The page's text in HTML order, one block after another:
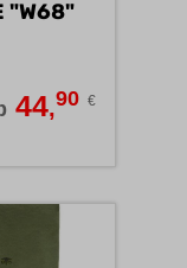
"W68"
44,90 €